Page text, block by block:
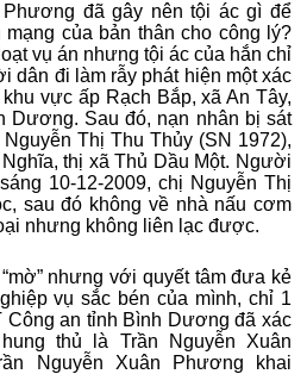
Phương đã gây nên tội ác gì để
của bản thân cho công lý?
vụ án nhưng tội ác của hắn chỉ
dân đi làm rẫy phát hiện một xác
vực ấp Rạch Bắp, xã An Tây,
Dương. Sau đó, nạn nhân bị sát
Thị Thu Thủy (SN 1972),
thị xã Thủ Dầu Một. Người
10-12-2009, chị Nguyễn Thị
sau đó không về nhà nấu cơm
nhưng không liên lạc được.
nhưng với quyết tâm đưa kẻ
vụ sắc bén của mình, chỉ 1
an tỉnh Bình Dương đã xác
thủ là Trần Nguyễn Xuân
Nguyễn Xuân Phương khai